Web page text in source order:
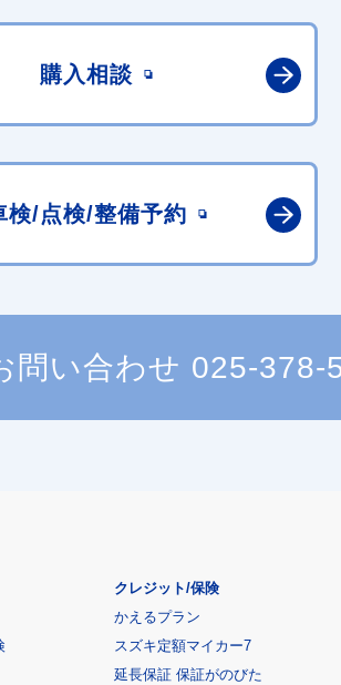
購入相談
検/点検/整備予約
問い合わせ 025-378-
クレジット/保険
かえるプラン
スズキ定額マイカー7
延長保証 保証がのびた